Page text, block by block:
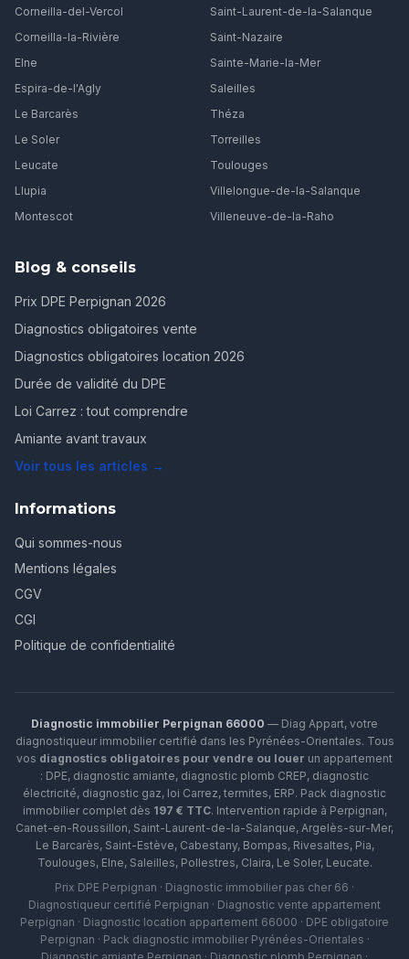
Corneilla-del-Vercol
Corneilla-la-Rivière
Elne
Espira-de-l'Agly
Le Barcarès
Le Soler
Leucate
Llupia
Montescot
Saint-Laurent-de-la-Salanque
Saint-Nazaire
Sainte-Marie-la-Mer
Saleilles
Théza
Torreilles
Toulouges
Villelongue-de-la-Salanque
Villeneuve-de-la-Raho
Blog & conseils
Prix DPE Perpignan 2026
Diagnostics obligatoires vente
Diagnostics obligatoires location 2026
Durée de validité du DPE
Loi Carrez : tout comprendre
Amiante avant travaux
Voir tous les articles →
Informations
Qui sommes-nous
Mentions légales
CGV
CGI
Politique de confidentialité
Diagnostic immobilier Perpignan 66000 — Diag Appart, votre
diagnostiqueur immobilier certifié dans les Pyrénées-Orientales. Tous
vos diagnostics obligatoires pour vendre ou louer un appartement
: DPE, diagnostic amiante, diagnostic plomb CREP, diagnostic
électricité, diagnostic gaz, loi Carrez, termites, ERP. Pack diagnostic
immobilier complet dès 197 € TTC. Intervention rapide à Perpignan,
Canet-en-Roussillon, Saint-Laurent-de-la-Salanque, Argelès-sur-Mer,
Le Barcarès, Saint-Estève, Cabestany, Bompas, Rivesaltes, Pia,
Toulouges, Elne, Saleilles, Pollestres, Claira, Le Soler, Leucate.
Prix DPE Perpignan · Diagnostic immobilier pas cher 66 ·
Diagnostiqueur certifié Perpignan · Diagnostic vente appartement
Perpignan · Diagnostic location appartement 66000 · DPE obligatoire
Perpignan · Pack diagnostic immobilier Pyrénées-Orientales ·